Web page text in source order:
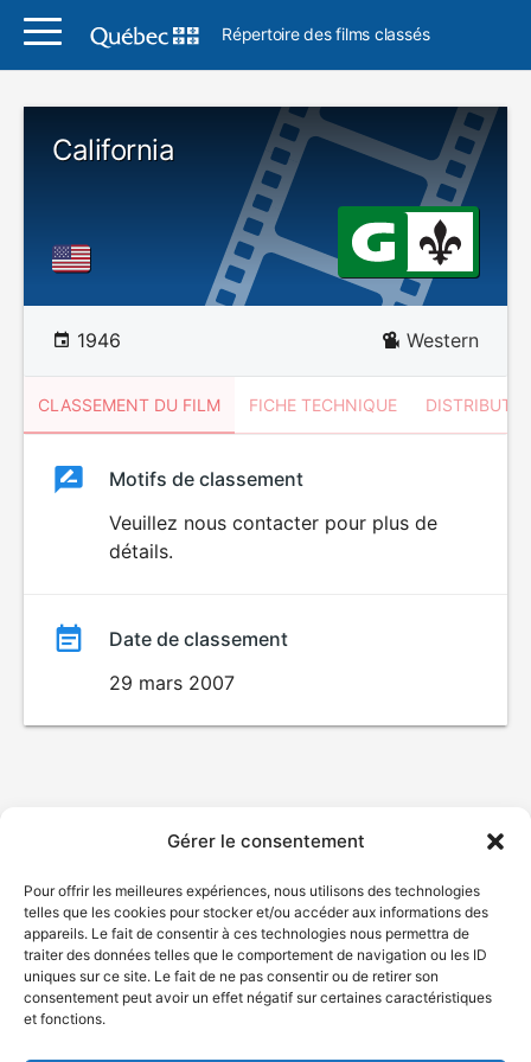
Gérer le consentement
Pour offrir les meilleures expériences, nous utilisons des technologies
telles que les cookies pour stocker et/ou accéder aux informations des
appareils. Le fait de consentir à ces technologies nous permettra de
traiter des données telles que le comportement de navigation ou les ID
uniques sur ce site. Le fait de ne pas consentir ou de retirer son
consentement peut avoir un effet négatif sur certaines caractéristiques
et fonctions.
Répertoire des films classés
California
1946 Western
CLASSEMENT DU FILM FICHE TECHNIQUE
ClassementClassement
Motifs de classement
Veuillez nous contacter pour plus de
détails.
Date de classement
29 mars 2007